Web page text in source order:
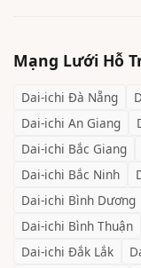
Mạng Lưới Hỗ
Dai-ichi Đà Nẵng
Dai-ichi An Giang
Dai-ichi Bắc Giang
Dai-ichi Bắc Ninh
Dai-ichi Bình Dương
Dai-ichi Bình Thuận
Dai-ichi Đắk Lắk